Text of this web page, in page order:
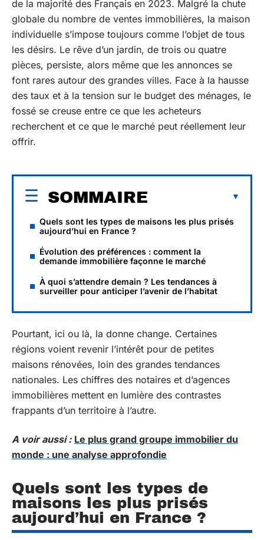
de la majorité des Français en 2023. Malgré la chute
globale du nombre de ventes immobilières, la maison
individuelle s’impose toujours comme l’objet de tous
les désirs. Le rêve d’un jardin, de trois ou quatre
pièces, persiste, alors même que les annonces se
font rares autour des grandes villes. Face à la hausse
des taux et à la tension sur le budget des ménages, le
fossé se creuse entre ce que les acheteurs
recherchent et ce que le marché peut réellement leur
offrir.
SOMMAIRE
Quels sont les types de maisons les plus prisés
aujourd’hui en France ?
Évolution des préférences : comment la
demande immobilière façonne le marché
À quoi s’attendre demain ? Les tendances à
surveiller pour anticiper l’avenir de l’habitat
Pourtant, ici ou là, la donne change. Certaines
régions voient revenir l’intérêt pour de petites
maisons rénovées, loin des grandes tendances
nationales. Les chiffres des notaires et d’agences
immobilières mettent en lumière des contrastes
frappants d’un territoire à l’autre.
A voir aussi : Le plus grand groupe immobilier du
monde : une analyse approfondie
Quels sont les types de
maisons les plus prisés
aujourd’hui en France ?